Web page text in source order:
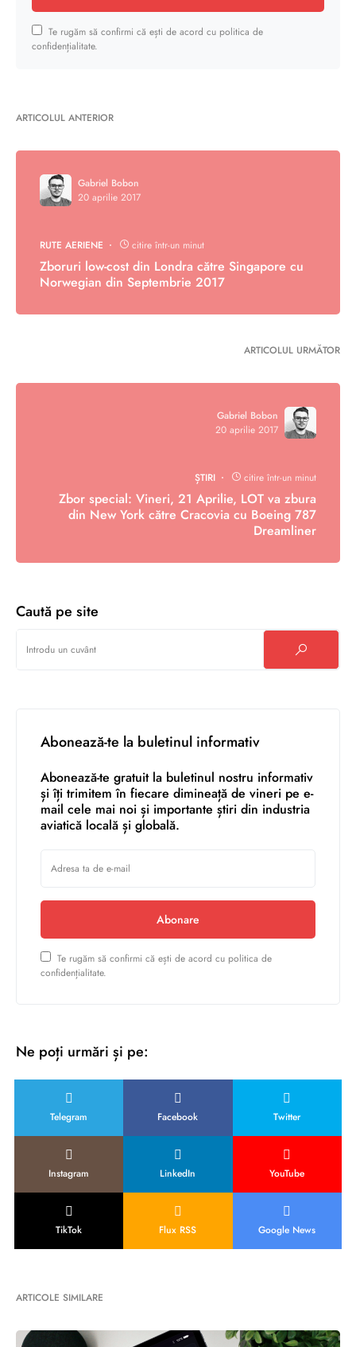
Te rugăm să confirmi că ești de acord cu politica de
confidențialitate.
ARTICOLUL ANTERIOR
Gabriel Bobon
20 aprilie 2017
RUTE AERIENE citire într-un minut
Zboruri low-cost din Londra către Singapore cu
Norwegian din Septembrie 2017
ARTICOLUL URMĂTOR
Gabriel Bobon
20 aprilie 2017
ȘTIRI citire într-un minut
Zbor special: Vineri, 21 Aprilie, LOT va zbura
din New York către Cracovia cu Boeing 787
Dreamliner
Caută pe site
Abonează-te la buletinul informativ
Abonează-te gratuit la buletinul nostru informativ
și îți trimitem în fiecare dimineață de vineri pe e-
mail cele mai noi și importante știri din industria
aviatică locală și globală.
Abonare
Te rugăm să confirmi că ești de acord cu politica de
confidențialitate.
Ne poți urmări și pe:
Telegram Facebook Twitter
Instagram LinkedIn YouTube
TikTok Flux RSS Google News
ARTICOLE SIMILARE